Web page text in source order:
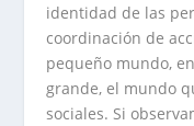
identidad de las
coordinación de
pequeño mundo,
grande, el mundo
sociales. Si